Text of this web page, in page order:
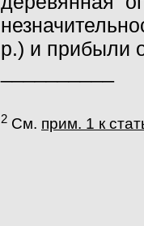
р.) и прибыли
2 См. прим. 1 к